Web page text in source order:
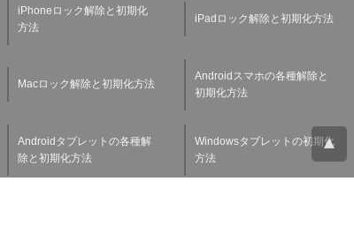
iPhoneロック解除と初期化
方法
iPadロック解除と初期化方法
Macロック解除と初期化方法
Androidスマホの各種解除と
初期化方法
Androidタブレットの各種解
除と初期化方法
Windowsタブレットの初期化
方法